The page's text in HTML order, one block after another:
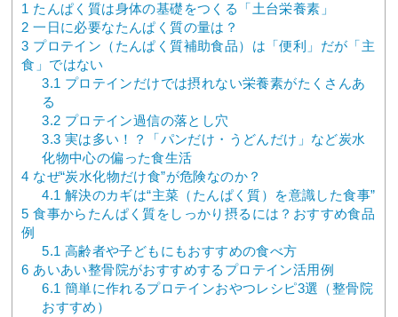
1 たんぱく質は身体の基礎をつくる「土台栄養素」
2 一日に必要なたんぱく質の量は？
3 プロテイン（たんぱく質補助食品）は「便利」だが「主
食」ではない
3.1 プロテインだけでは摂れない栄養素がたくさんあ
る
3.2 プロテイン過信の落とし穴
3.3 実は多い！？「パンだけ・うどんだけ」など炭水
化物中心の偏った食生活
4 なぜ“炭水化物だけ食”が危険なのか？
4.1 解決のカギは“主菜（たんぱく質）を意識した食事”
5 食事からたんぱく質をしっかり摂るには？おすすめ食品
例
5.1 高齢者や子どもにもおすすめの食べ方
6 あいあい整骨院がおすすめするプロテイン活用例
6.1 簡単に作れるプロテインおやつレシピ3選（整骨院
おすすめ）